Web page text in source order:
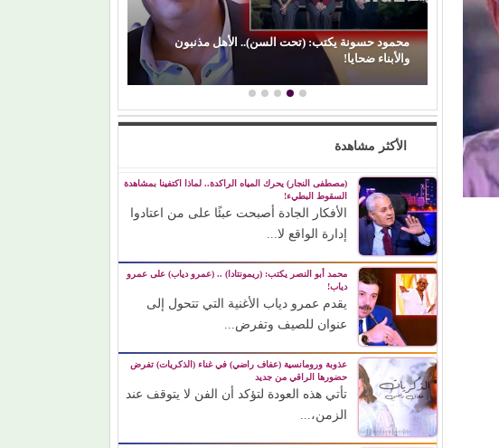
(الفن) والسياسة: عندما تتحول الريشة إلى سلاح
الأكثر مشاهدة
(مصطفى النجار) يحرك المياه الراكدة.. لماذا اكتفينا بمشاهدة
السقوط البطيء!
الأفكار الجادة أصبحت عبئًا على من اعتادوا
إدارة الواقع لا...
محمد أبو النصر يكتب: (ريمونتادا) .. (عمرو دياب) على عمرو
دياب!
يقدم عمرو دياب الأغنية التي تتحول إلى
عنوان للصيف وتفرض...
عذوبة ورومانسية (عفاف راضي) في غناء (الذكريات) تفرض
حضورها الراقي من جديد
تأتي هذه العودة لتؤكد أن الفن لا يتوقف عند
الزمن،...